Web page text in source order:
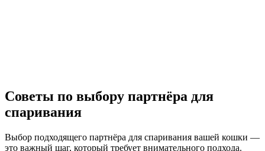
Советы по выбору партнёра для
спаривания
Выбор подходящего партнёра для спаривания вашей кошки —
это важный шаг, который требует внимательного подхода.